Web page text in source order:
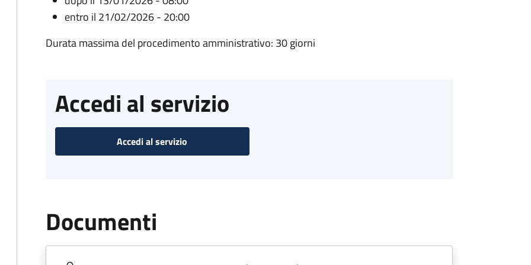
entro il 21/02/2026 - 20:00
Durata massima del procedimento amministrativo: 30 giorni
Accedi al servizio
Accedi al servizio
Documenti